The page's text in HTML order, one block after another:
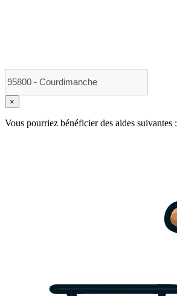
×
Vous pourriez bénéficier des aides suivantes :